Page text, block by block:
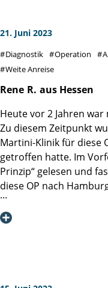
21. Juni 2023
Diagnostik Operation
Weite Anreise
Rene R. aus Hessen
Heute vor 2 Jahren
Zu diesem Zeitpunkt
Martini-Klinik für diese
getroffen hatte. Im
Prinzip“ gelesen und
diese OP nach
jeden Tag, dass alles
- und noch mehr.